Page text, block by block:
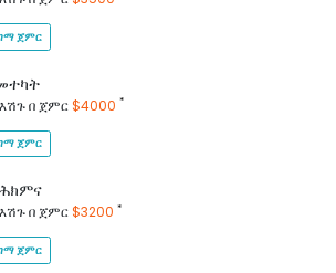
ጀምር
እሽጉ በ ጀምር$4000 *
ጀምር
እሽጉ በ ጀምር$3200 *
ጀምር